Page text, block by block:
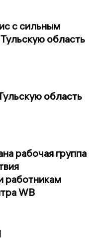
с сильным
область
область
рабочая группа
работникам
WB